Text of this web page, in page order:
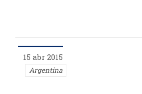
15 abr 2015
Argentina